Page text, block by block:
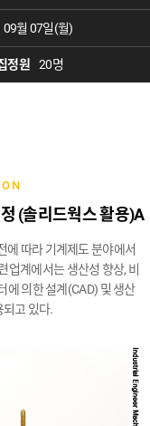
09월 07일(월)
정원 20명
(솔리드웍스 활용)A
에 따라 기계제도 분야에서
업계에서는 생산성 향상, 비
에 의한 설계(CAD) 및 생산
고 있다.